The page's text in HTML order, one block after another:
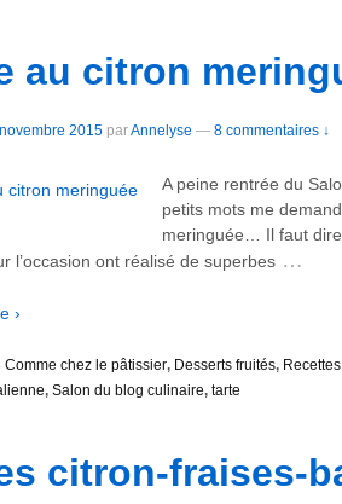
au citron
2015 parAnnelyse — 8 commentaires ↓
A peine rentrée du
petits mots me
meringuée… Il faut dire
l’occasion ont réalisé de superbes …
›
Comme chez le pâtissier, Desserts fruités, Recettes
, Salon du blog culinaire, tarte
citron-fraises-